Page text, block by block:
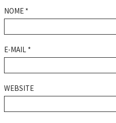
NOME *
E-MAIL *
WEBSITE